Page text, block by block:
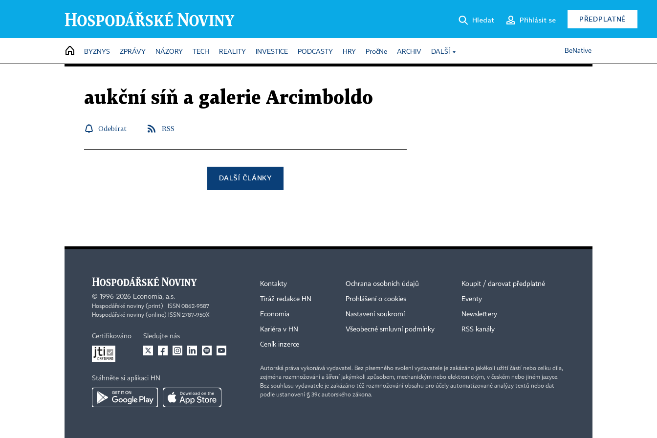
Hledat Přihlásit se PŘEDPLATNÉ
HOME
BYZNYS ZPRÁVY NÁZORY TECH REALITY INVESTICE PODCASTY HRY PročNe ARCHIV DALŠÍ BeNative
aukční síň a galerie Arcimboldo
Odebírat RSS
DALŠÍ ČLÁNKY
© 1996-2026 Economia, a.s.
Hospodářské noviny (print) ISSN 0862-9587
Hospodářské noviny (online) ISSN 2787-950X
Certifikováno Sledujte nás
Stáhněte si aplikaci HN
Kontakty
Tiráž redakce HN
Economia
Kariéra v HN
Ceník inzerce
Ochrana osobních údajů
Prohlášení o cookies
Nastavení soukromí
Všeobecné smluvní podmínky
Koupit / darovat předplatné
Eventy
Newslettery
RSS kanály
Autorská práva vykonává vydavatel. Bez písemného svolení vydavatele je zakázáno jakékoli užití částí nebo celku díla,
zejména rozmnožování a šíření jakýmkoli způsobem, mechanickým nebo elektronickým, v českém nebo jiném jazyce.
Bez souhlasu vydavatele je zakázáno též rozmnožování obsahu pro účely automatizované analýzy textů nebo dat
podle ustanovení § 39c autorského zákona.